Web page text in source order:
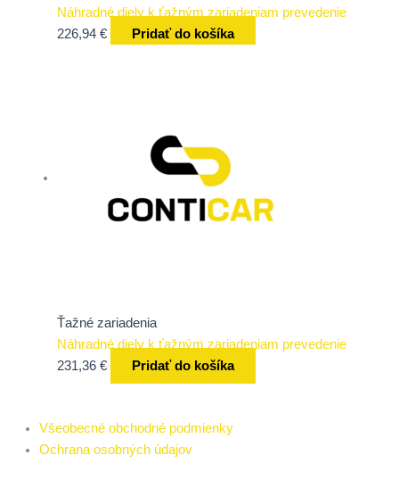
Náhradné diely k ťažným zariadeniam prevedenie
226,94 € Pridať do košíka
Ťažné zariadenia
Náhradné diely k ťažným zariadeniam prevedenie
231,36 € Pridať do košíka
Všeobecné obchodné podmienky
Ochrana osobných údajov